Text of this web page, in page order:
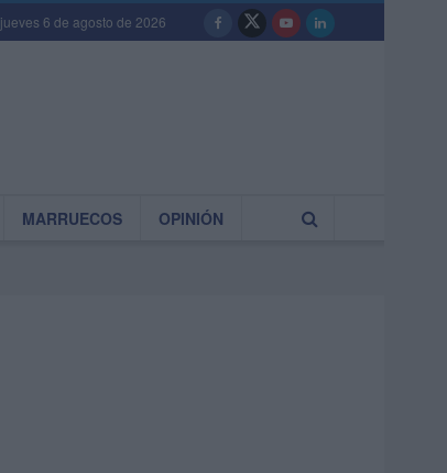
jueves 6 de agosto de 2026
MARRUECOS OPINIÓN